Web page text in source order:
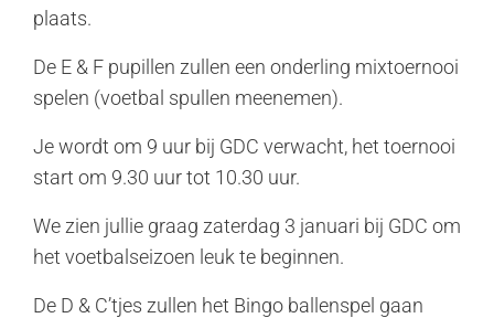
plaats.
De E & F pupillen zullen een onderling mixtoernooi
spelen (voetbal spullen meenemen).
Je wordt om 9 uur bij GDC verwacht, het toernooi
start om 9.30 uur tot 10.30 uur.
We zien jullie graag zaterdag 3 januari bij GDC om
het voetbalseizoen leuk te beginnen.
De D & C’tjes zullen het Bingo ballenspel gaan